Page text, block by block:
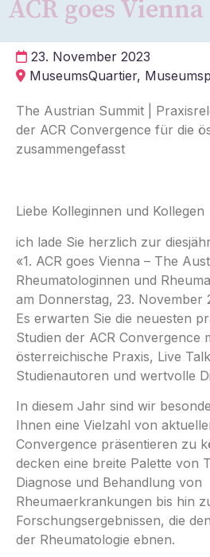
ACR goes Vienna
23. November 2023
MuseumsQuartier,
The Austrian Summit |
der ACR Convergence für die
zusammengefasst
Liebe Kolleginnen und Kollegen
ich lade Sie herzlich zur
«1. ACR goes Vienna – The
Rheumatologinnen und
am Donnerstag, 23. November
Es erwarten Sie die neuesten
Studien der ACR Convergence
österreichische Praxis, Live
Studienautoren und wertvolle
In diesem Jahr sind wir
Ihnen eine Vielzahl von
Convergence präsentieren zu
decken eine breite Palette von
Diagnose und Behandlung von
Rheumaerkrankungen bis hin
Forschungsergebnissen, die
der Rheumatologie ebnen.